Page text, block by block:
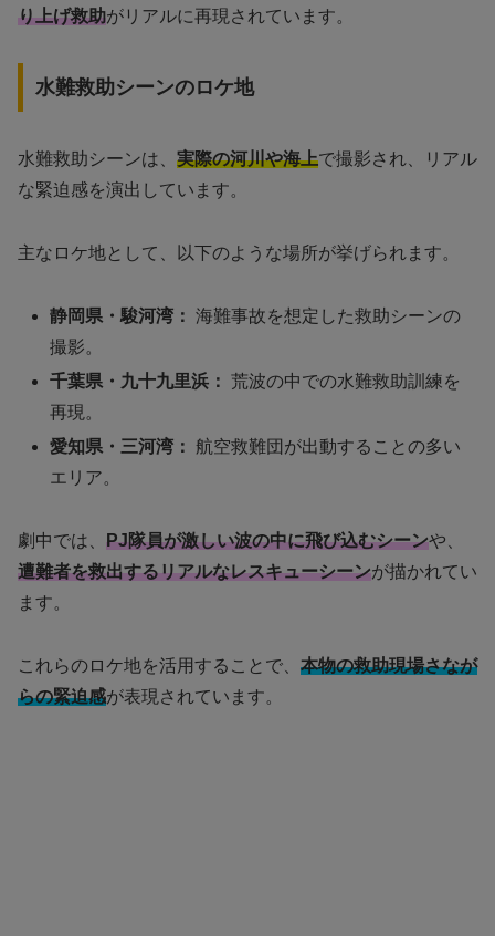
り上げ救助がリアルに再現されています。
水難救助シーンのロケ地
水難救助シーンは、 実際の河川や海上で撮影され、リアル
な緊迫感を演出しています。
主なロケ地として、以下のような場所が挙げられます。
静岡県・駿河湾： 海難事故を想定した救助シーンの
撮影。
千葉県・九十九里浜： 荒波の中での水難救助訓練を
再現。
愛知県・三河湾： 航空救難団が出動することの多い
エリア。
劇中では、 PJ隊員が激しい波の中に飛び込むシーンや、
遭難者を救出するリアルなレスキューシーンが描かれてい
ます。
これらのロケ地を活用することで、 本物の救助現場さなが
らの緊迫感が表現されています。